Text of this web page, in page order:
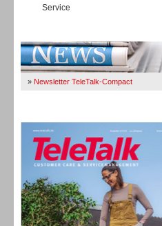
Service
» Newsletter TeleTalk-Compact